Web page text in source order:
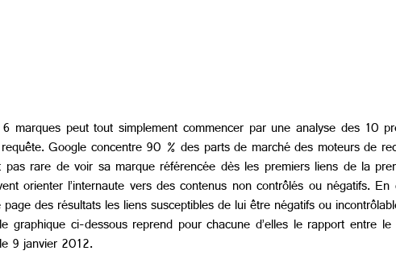
marques peut tout simplement commencer par une analyse des 10
Google concentre 90 % des parts de marché des moteurs de
pas rare de voir sa marque référencée dès les premiers liens de la
orienter l’internaute vers des contenus non contrôlés ou négatifs.
des résultats les liens susceptibles de lui être négatifs ou
ci-dessous reprend pour chacune d’elles le rapport entre
9 janvier 2012.